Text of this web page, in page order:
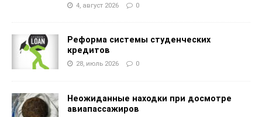
4, август 2026 0
Реформа системы студенческих
кредитов
28, июль 2026 0
Неожиданные находки при досмотре
авиапассажиров